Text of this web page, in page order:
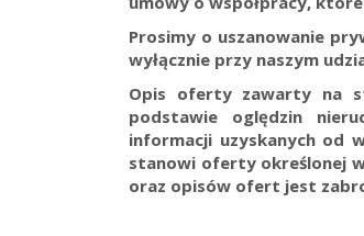
Prosimy o uszanowanie
wyłącznie przy naszym
Opis oferty zawarty na
podstawie oględzin
informacji uzyskanych od
stanowi oferty określonej
oraz opisów ofert jest